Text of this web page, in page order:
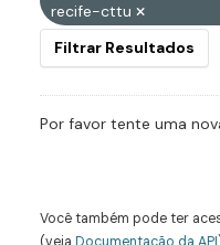
recife-cttu
Filtrar Resultados
Por favor tente uma
Você também pode ter